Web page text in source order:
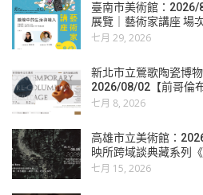
臺南市美術館：2026/
展覽｜藝術家講座 場
七月 29, 2026
新北市立鶯歌陶瓷博
2026/08/02【前哥倫
七月 8, 2026
高雄市立美術館：
映所跨域談典藏系列
七月 15, 2026